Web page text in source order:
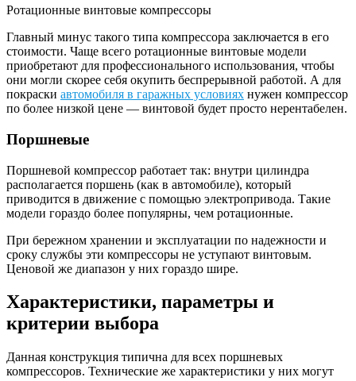
Ротационные винтовые компрессоры
Главный минус такого типа компрессора заключается в его
стоимости. Чаще всего ротационные винтовые модели
приобретают для профессионального использования, чтобы
они могли скорее себя окупить беспрерывной работой. А для
покраски автомобиля в гаражных условиях нужен компрессор
по более низкой цене — винтовой будет просто нерентабелен.
Поршневые
Поршневой компрессор работает так: внутри цилиндра
располагается поршень (как в автомобиле), который
приводится в движение с помощью электропривода. Такие
модели гораздо более популярны, чем ротационные.
При бережном хранении и эксплуатации по надежности и
сроку службы эти компрессоры не уступают винтовым.
Ценовой же диапазон у них гораздо шире.
Характеристики, параметры и
критерии выбора
Данная конструкция типична для всех поршневых
компрессоров. Технические же характеристики у них могут